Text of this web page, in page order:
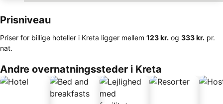
Prisniveau
Priser for billige hoteller i Kreta ligger mellem ‎123 kr. og ‎333 kr. pr.
nat.
Andre overnatningssteder i Kreta